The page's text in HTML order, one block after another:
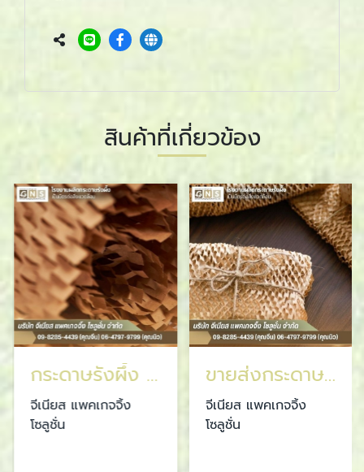
สินค้าที่เกี่ยวข้อง
กระดาษรังผึ้ง สมุทรปราการ
จีเนียส แพคเกจจิ้ง
โซลูชั่น
ขายส่งกระดาษรังผึ้ง ราคาส่ง
จีเนียส แพคเกจจิ้ง
โซลูชั่น